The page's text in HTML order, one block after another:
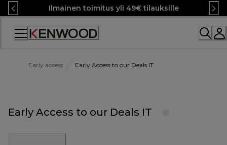
Skip
to
Content
Ilmainen toimitus yli 49€ tilauksille
Early access Early Access to our Deals IT
Early Access to our Deals IT